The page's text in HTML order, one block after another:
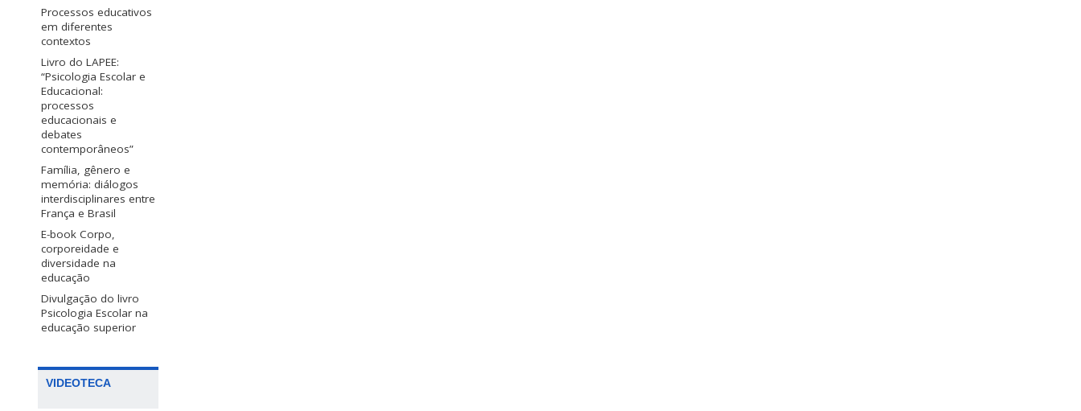
Processos educativos
em diferentes
contextos
Livro do LAPEE:
“Psicologia Escolar e
Educacional:
processos
educacionais e
debates
contemporâneos”
Família, gênero e
memória: diálogos
interdisciplinares entre
França e Brasil
E-book Corpo,
corporeidade e
diversidade na
educação
Divulgação do livro
Psicologia Escolar na
educação superior
VIDEOTECA